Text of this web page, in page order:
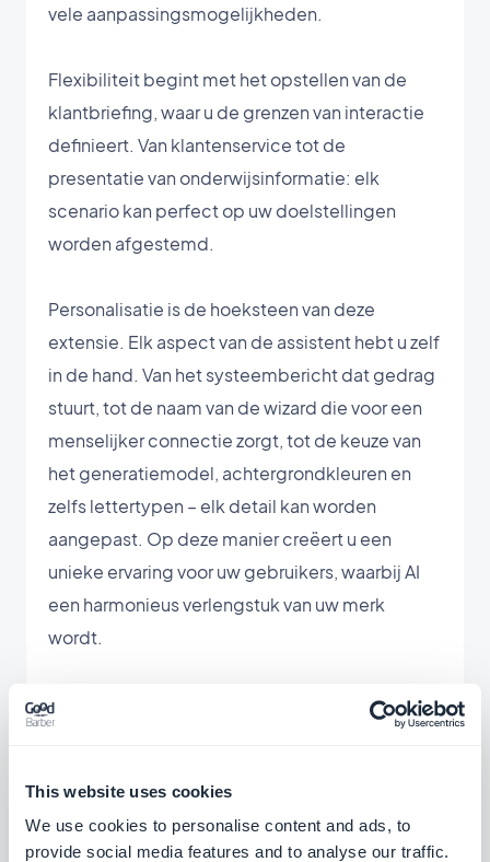
This website uses cookies
We use cookies to personalise content and ads, to
provide social media features and to analyse our traffic.
vele aanpassingsmogelijkheden.
Flexibiliteit begint met het opstellen van de
klantbriefing, waar u de grenzen van interactie
definieert. Van klantenservice tot de
presentatie van onderwijsinformatie: elk
scenario kan perfect op uw doelstellingen
worden afgestemd.
Personalisatie is de hoeksteen van deze
extensie. Elk aspect van de assistent hebt u zelf
in de hand. Van het systeembericht dat gedrag
stuurt, tot de naam van de wizard die voor een
menselijker connectie zorgt, tot de keuze van
het generatiemodel, achtergrondkleuren en
zelfs lettertypen – elk detail kan worden
aangepast. Op deze manier creëert u een
unieke ervaring voor uw gebruikers, waarbij AI
een harmonieus verlengstuk van uw merk
wordt.
Met deze veelheid aan opties geeft
GoodBarber u de sleutels voor het vormgeven
voldoet aan uw behoeften, maar ook de
essentie van uw applicatie belichaamt.